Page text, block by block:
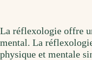
La réflexologie offre
mental. La
physique et mentale